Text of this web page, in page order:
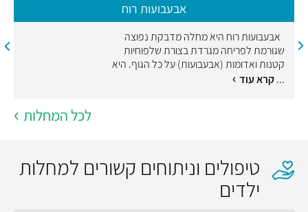
אבעבועות רוח
אבעבועות רוח היא מחלה מדבקת נפוצה
שגורמת לפריחה מגרדת בצורת שלפוחיות
קטנות ואדומות (אבעבועות) על כל הגוף. היא
...קרא עוד
לכל המחלות
טיפולים וניתוחים קשורים למחלות
ילדים